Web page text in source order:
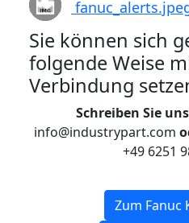
Sie können sich
folgende Weise
Verbindung
Schreiben Sie
info@industrypart.com
+49 6251
Zum Fanuc